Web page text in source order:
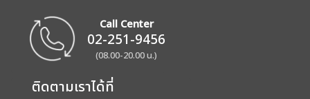
Call Center
02-251-9456
(08.00-20.00 น.)
ติดตามเราได้ที่